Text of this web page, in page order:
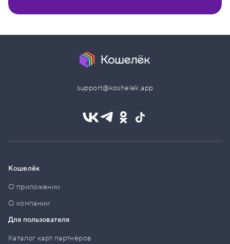
support@koshelek.app
Кошелёк
О приложении
О компании
Для пользователя
Каталог карт партнёров